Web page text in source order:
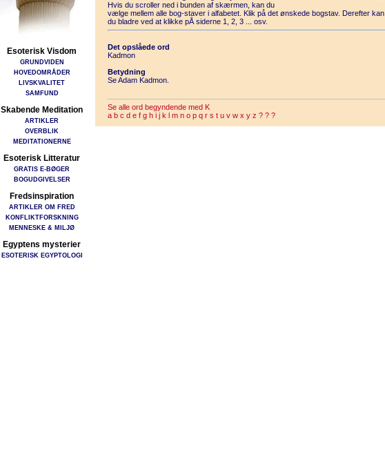
Esoterisk Visdom
GRUNDVIDEN
HOVEDOMRÅDER
LIVSKVALITET
SAMFUND
Skabende Meditation
ARTIKLER
OVERBLIK
MEDITATIONERNE
Esoterisk Litteratur
GRATIS E-BØGER
BOGUDGIVELSER
Fredsinspiration
ARTIKLER OM FRED
KONFLIKTFORSKNING
MENNESKE & MILJØ
Egyptens mysterier
ESOTERISK EGYPTOLOGI
Hvis du scroller ned i bunden af skærmen, kan du
vælge mellem alle bog-staver i alfabetet. Klik på det ønskede bogstav. Derefter kan
du bladre ved at klikke pÅ siderne 1, 2, 3 ... osv.
Det opslåede ord
Kadmon
Betydning
Se Adam Kadmon.
Se alle ord begyndende med K
a b c d e f g h i j k l m n o p q r s t u v w x y z ? ? ?